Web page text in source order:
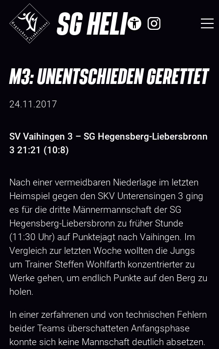
SG HELI
M3: UNENTSCHIEDEN GERETTET
24.11.2017
SV Vaihingen 3 – SG Hegensberg-Liebersbronn
3 21:21 (10:8)
Nach einer vermeidbaren Niederlage im letzten
Heimspiel gegen den SKV Unterensingen 3 ging
es für die dritte Männermannschaft der SG
Hegensberg-Liebersbronn zu früher Stunde
(11:30 Uhr) auf Punktejagt nach Vaihingen. Im
Vergleich zur letzten Woche wollten die Jungs
um Trainer Steffen Wohlfarth konzentrierter zu
Werke gehen, um endlich Punkte auf den Berg zu
holen.
In einer zerfahrenen und von technischen Fehlern
beider Teams überschatteten Anfangsphase
konnte sich keine Mannschaft deutlich absetzen.